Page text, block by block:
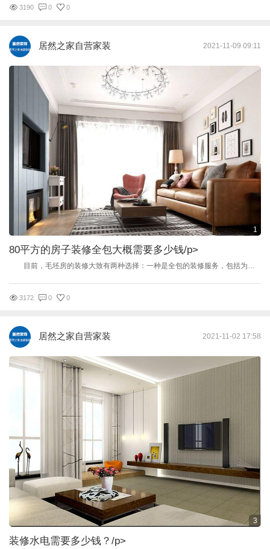
3190 0 0
居然之家自营家装 2021-11-09 09:11
1
80平方的房子装修全包大概需要多少钱/p>
目前，毛坯房的装修大致有两种选择：一种是全包的装修服务，包括为业主提供辅料和主材；另一种则是半包装修服务，只为业主提供辅料，主材则由业主自行选购。 半包：在半包装修服务中，又可以细分出很多具体的预算项目，大致包括打拆、泥水、水电、木工以及墙面。 打拆指的是结构性改造，如果业主对房屋室内的布局不满意，则可以在不违规的情况下进行改造；泥水包括一些防水的工程以及地面工程；而水电则包括房屋中的电线、水管等的费用；木工主要包括木地板（主要指安装）、木门窗、木窗帘盒、木墙裙、木护墙、木龙骨以及天花板一类的空间造型；最后的墙面则是指对墙面的处理，如刷涂料、粘贴壁纸等。 全包：以80平方米的毛坯房为例，若选择经济型装修，全包装修的预算一般在4万元到5万元之间。 具体而言，由于80平方米的房子空间比较小，很少业主会选择打拆，即使需要打拆，工程量也不大，一般1000元-3000元足矣。 水电工程的预算在7000元到1.2万元之间。泥水工程的预算在1.5万元左右。木工预算（不包括做柜子）在1.5万元到2万元之间，墙面工程的预算则在1万元左右。不同的装修公司，提供的价位会有一定的出入，但4万-5万元的预算基本就够了。
3172 0 0
居然之家自营家装 2021-11-02 17:58
3
装修水电需要多少钱？ /p>